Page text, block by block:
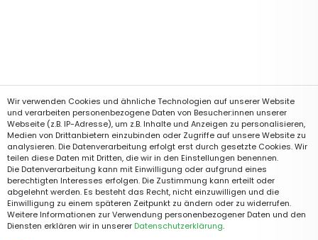
Wir verwenden Cookies und ähnliche Technologien auf unserer Website
und verarbeiten personenbezogene Daten von Besucher:innen unserer
Webseite (z.B. IP-Adresse), um z.B. Inhalte und Anzeigen zu personalisieren,
Medien von Drittanbietern einzubinden oder Zugriffe auf unsere Website zu
analysieren. Die Datenverarbeitung erfolgt erst durch gesetzte Cookies. Wir
teilen diese Daten mit Dritten, die wir in den Einstellungen benennen.
Die Datenverarbeitung kann mit Einwilligung oder aufgrund eines
berechtigten Interesses erfolgen. Die Zustimmung kann erteilt oder
abgelehnt werden. Es besteht das Recht, nicht einzuwilligen und die
Einwilligung zu einem späteren Zeitpunkt zu ändern oder zu widerrufen.
Weitere Informationen zur Verwendung personenbezogener Daten und den
Diensten erklären wir in unserer Daten­schutz­erklärung.